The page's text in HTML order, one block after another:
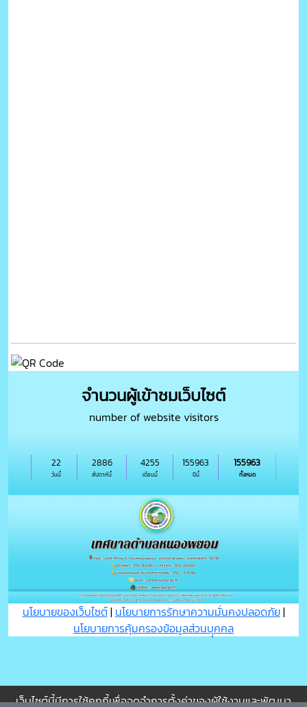
จำนวนผู้เข้าชมเว็บไซต์
number of website visitors
วันนี้
22
สัปดาห์นี้
2886
เดือนนี้
4255
ปีนี้
155963
ทั้งหมด
155963
นโยบายของเว็บไซต์| นโยบายการรักษาความมั่นคงปลอดภัย|
นโยบายการคุ้มครองข้อมูลส่วนบุุคคล
เว็บไซต์นี้มีการใช้คุกกี้เพื่อจดจำการตั้งค่าของผู้ใช้งานและพัฒนา